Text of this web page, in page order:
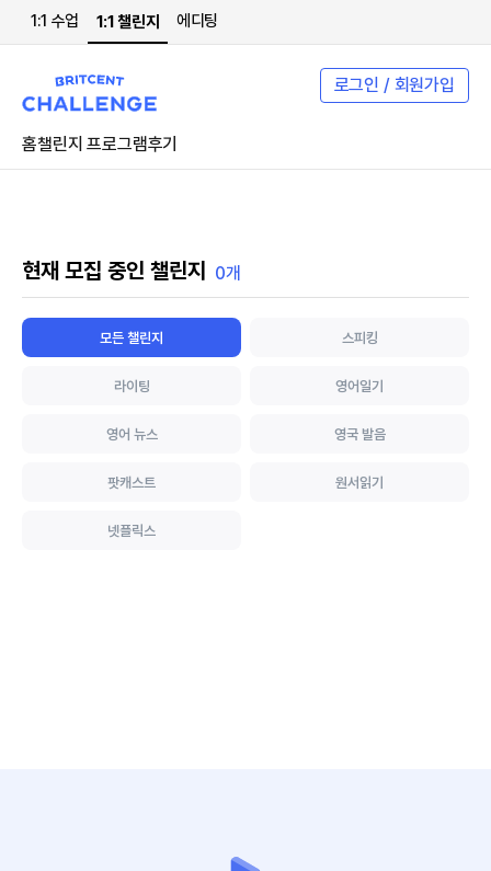
1:1 수업 1:1 챌린지 에디팅
로그인 / 회원가입
홈챌린지 프로그램후기
현재 모집 중인 챌린지 0개
모든 챌린지 스피킹
라이팅 영어일기
영어 뉴스 영국 발음
팟캐스트 원서읽기
넷플릭스